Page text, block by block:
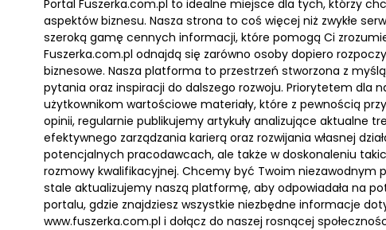
Portal Fuszerka.com.pl to idealne miejsce dla tych, którzy
aspektów biznesu. Nasza strona to coś więcej niż zwykłe
szeroką gamę cennych informacji, które pomogą Ci
Fuszerka.com.pl odnajdą się zarówno osoby dopiero
biznesowe. Nasza platforma to przestrzeń stworzona z
pytania oraz inspiracji do dalszego rozwoju. Priorytetem dla
użytkownikom wartościowe materiały, które z pewnością
opinii, regularnie publikujemy artykuły analizujące aktualne
efektywnego zarządzania karierą oraz rozwijania własnej
potencjalnych pracodawcach, ale także w doskonaleniu
rozmowy kwalifikacyjnej. Chcemy być Twoim
stale aktualizujemy naszą platformę, aby odpowiadała na
portalu, gdzie znajdziesz wszystkie niezbędne informacje
www.fuszerka.com.pl i dołącz do naszej rosnącej